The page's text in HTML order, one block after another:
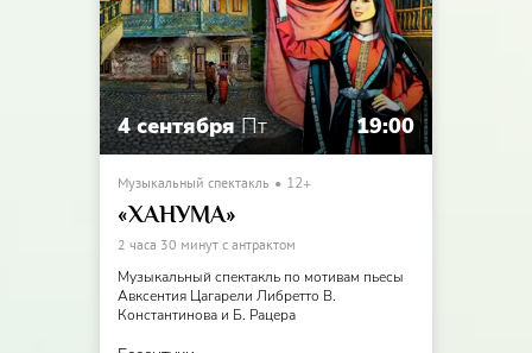
4 сентября Пт 19:00
Музыкальный спектакль 12+
«ХАНУМА»
2 часа 30 минут с антрактом
Музыкальный спектакль по мотивам пьесы
Авксентия Цагарели Либретто В.
Константинова и Б. Рацера